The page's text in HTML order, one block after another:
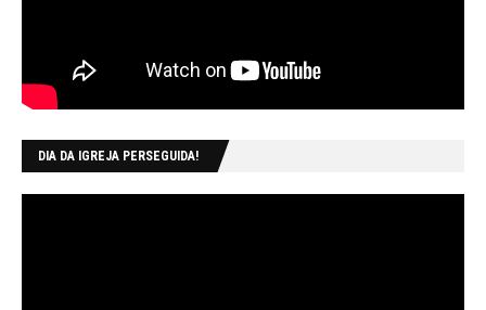
DIA DA IGREJA PERSEGUIDA!